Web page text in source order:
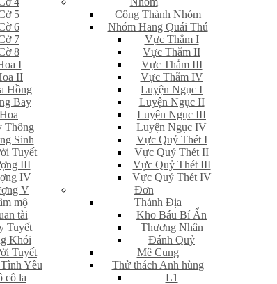
5
6
7
8
I
II
Hồng
Bay
Hoa
Thông
Sinh
Tuyết
III
IV
V
mộ
tài
Tuyết
Khói
Tuyết
Yêu
cô la
Công Thành Nhóm
Nhóm Hang Quái Thú
Vực Thẳm I
Vực Thẳm II
Vực Thẳm III
Vực Thẳm IV
Luyện Ngục I
Luyện Ngục II
Luyện Ngục III
Luyện Ngục IV
Vực Quỷ Thét I
Vực Quỷ Thét II
Vực Quỷ Thét III
Vực Quỷ Thét IV
Đơn
Thánh Địa
Kho Báu Bí Ẩn
Thương Nhân
Đánh Quỷ
Mê Cung
Thử thách Anh hùng
L1